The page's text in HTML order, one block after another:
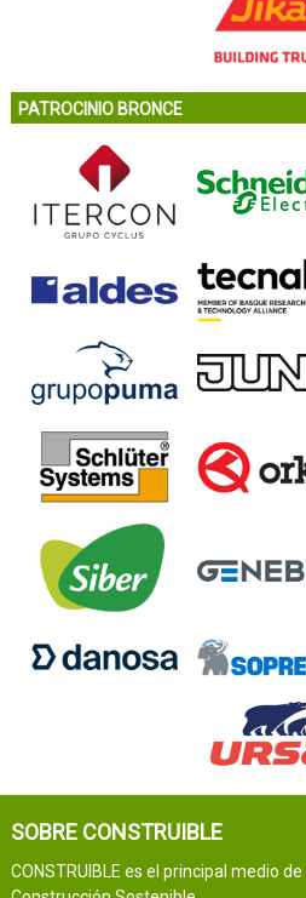
PATROCINIO BRONCE
SOBRE CONSTRUIBLE
CONSTRUIBLE es el principal medio